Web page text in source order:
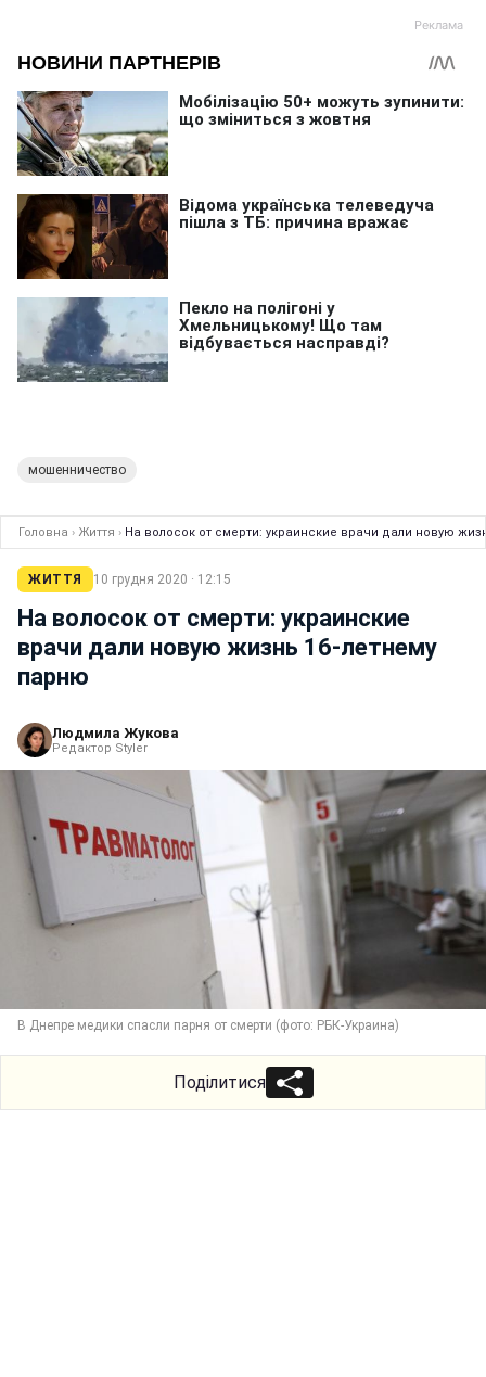
мошенничество
Головна › Життя › На волосок от смерти: украинские врачи дали новую
ЖИТТЯ 10 грудня 2020 · 12:15
На волосок от смерти: украинские
врачи дали новую жизнь 16-летнему
парню
Людмила Жукова
Редактор Styler
В Днепре медики спасли парня от смерти (фото: РБК-Украина)
Поділитися